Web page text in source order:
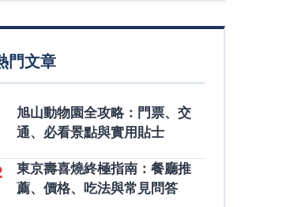
門文章
旭山動物園全攻略：門票、交
通、必看景點與實用貼士
東京壽喜燒終極指南：餐廳推
薦、價格、吃法與常見問答